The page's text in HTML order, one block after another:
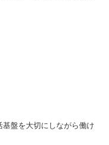
盤を大切にしながら働け